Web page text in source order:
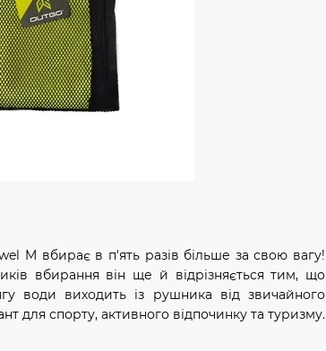
M вбирає в п'ять разів більше за свою вагу!
вбирання він ще й відрізняється тим, що
води виходить із рушника від звичайного
для спорту, активного відпочинку та туризму.